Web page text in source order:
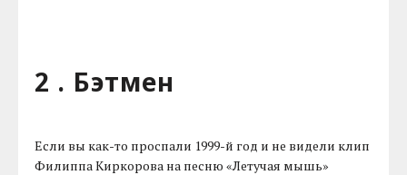
2 . Бэтмен
Если вы как-то проспали 1999-й год и не видели клип
Филиппа Киркорова на песню «Летучая мышь»